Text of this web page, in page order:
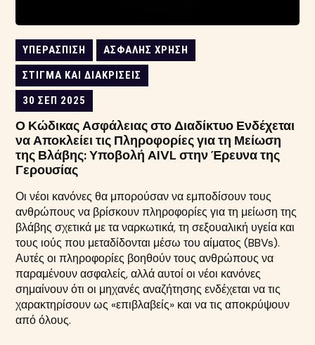
ΥΠΕΡΆΣΠΙΣΗ
ΑΣΦΑΛΉΣ ΧΡΉΣΗ
ΣΤΊΓΜΑ ΚΑΙ ΔΙΑΚΡΊΣΕΙΣ
30 ΣΕΠ 2025
Ο Κώδικας Ασφάλειας στο Διαδίκτυο Ενδέχεται
να Αποκλείει τις Πληροφορίες για τη Μείωση
της Βλάβης: Υποβολή AIVL στην Έρευνα της
Γερουσίας
Οι νέοι κανόνες θα μπορούσαν να εμποδίσουν τους
ανθρώπους να βρίσκουν πληροφορίες για τη μείωση της
βλάβης σχετικά με τα ναρκωτικά, τη σεξουαλική υγεία και
τους ιούς που μεταδίδονται μέσω του αίματος (BBVs).
Αυτές οι πληροφορίες βοηθούν τους ανθρώπους να
παραμένουν ασφαλείς, αλλά αυτοί οι νέοι κανόνες
σημαίνουν ότι οι μηχανές αναζήτησης ενδέχεται να τις
χαρακτηρίσουν ως «επιβλαβείς» και να τις αποκρύψουν
από όλους.